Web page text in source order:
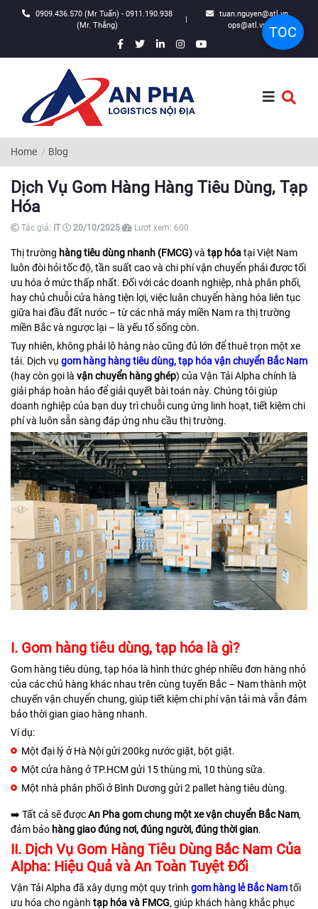
0909.436.570 (Mr Tuấn) - 0911.190.938
(Mr. Thắng)
|
tuan.nguyen@atl.vn,
ops@atl.vn
Home Blog
Dịch Vụ Gom Hàng Hàng Tiêu Dùng, Tạp
Hóa
Tác giả: IT 20/10/2025 Lượt xem: 600
TOC
Thị trường hàng tiêu dùng nhanh (FMCG)và tạp hóatại Việt Nam
luôn đòi hỏi tốc độ, tần suất cao và chi phí vận chuyển phải được tối
ưu hóa ở mức thấp nhất. Đối với các doanh nghiệp, nhà phân phối,
hay chủ chuỗi cửa hàng tiện lợi, việc luân chuyển hàng hóa liên tục
giữa hai đầu đất nước – từ các nhà máy miền Nam ra thị trường
miền Bắc và ngược lại – là yếu tố sống còn.
Tuy nhiên, không phải lô hàng nào cũng đủ lớn để thuê trọn một xe
tải. Dịch vụ gom hàng hàng tiêu dùng, tạp hóa vận chuyển Bắc Nam
(hay còn gọi là vận chuyển hàng ghép) của Vận Tải Alpha chính là
giải pháp hoàn hảo để giải quyết bài toán này. Chúng tôi giúp
doanh nghiệp của bạn duy trì chuỗi cung ứng linh hoạt, tiết kiệm chi
phí và luôn sẵn sàng đáp ứng nhu cầu thị trường.
I. Gom hàng tiêu dùng, tạp hóa là gì?
Gom hàng tiêu dùng, tạp hóa là hình thức ghép nhiều đơn hàng nhỏ
của các chủ hàng khác nhau trên cùng tuyến Bắc – Nam thành một
chuyến vận chuyển chung, giúp tiết kiệm chi phí vận tải mà vẫn đảm
bảo thời gian giao hàng nhanh.
Ví dụ:
Một đại lý ở Hà Nội gửi 200kg nước giặt, bột giặt.
Một cửa hàng ở TP.HCM gửi 15 thùng mì, 10 thùng sữa.
Một nhà phân phối ở Bình Dương gửi 2 pallet hàng tiêu dùng.
➡️ Tất cả sẽ đượcAn Pha gom chung một xe vận chuyển Bắc Nam,
đảm bảo hàng giao đúng nơi, đúng người, đúng thời gian.
II. Dịch Vụ Gom Hàng Tiêu Dùng Bắc Nam Của
Alpha: Hiệu Quả và An Toàn Tuyệt Đối
Vận Tải Alpha đã xây dựng một quy trình gom hàng lẻ Bắc Namtối
ưu hóa cho ngành tạp hóa và FMCG, giúp khách hàng khắc phục